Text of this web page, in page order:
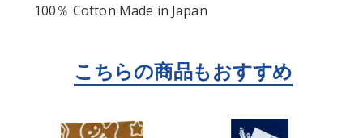
100％ Cotton Made in Japan